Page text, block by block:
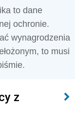
to dane
ochronie.
wynagrodzenia
to musi
z